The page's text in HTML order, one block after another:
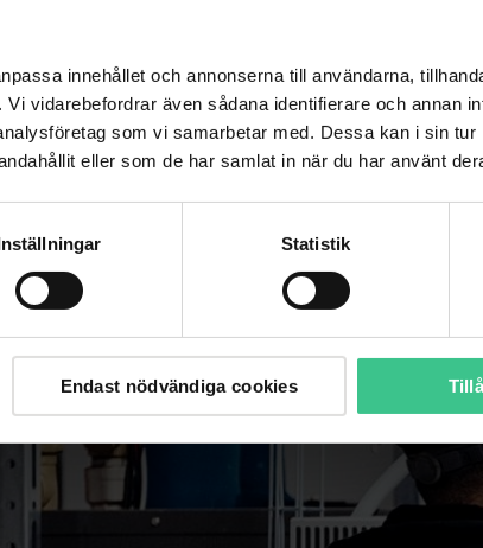
innehållet och annonserna till användarna,
vidarebefordrar även sådana identifierare och annan
som vi samarbetar med. Dessa kan i sin tur
eller som de har samlat in när du har använt
Statistik
Endast nödvändiga cookies